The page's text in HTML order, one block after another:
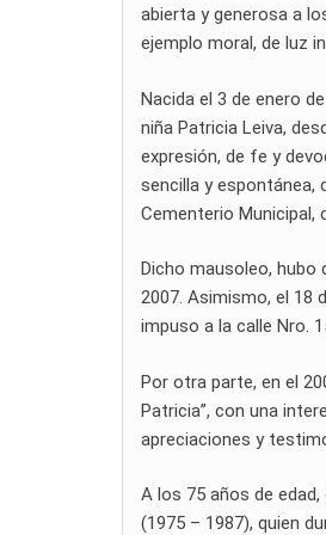
abierta y generosa a
ejemplo moral, de luz
Nacida el 3 de enero
niña Patricia Leiva,
expresión, de fe y
sencilla y espontánea,
Cementerio Municipal,
Dicho mausoleo, hubo
2007. Asimismo, el 18
impuso a la calle Nro.
Por otra parte, en el
Patricia”, con una
apreciaciones y
A los 75 años de
(1975 – 1987), quien